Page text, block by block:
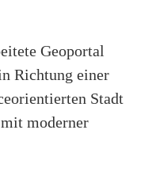
Geoportal
Richtung einer
Stadt
moderner